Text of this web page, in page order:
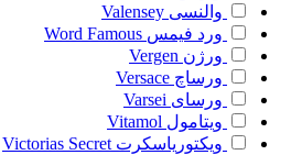
والنسی Valensey
ورد فیمس Word Famous
ورژن Vergen
ورساچ Versace
ورسای Varsei
ویتامول Vitamol
ویکتوریاسکرت Victorias Secret